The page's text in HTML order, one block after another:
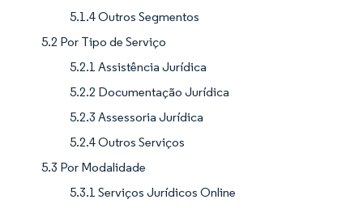
5.1.4 Outros Segmentos
5.2 Por Tipo de Serviço
5.2.1 Assistência Jurídica
5.2.2 Documentação Jurídica
5.2.3 Assessoria Jurídica
5.2.4 Outros Serviços
5.3 Por Modalidade
5.3.1 Serviços Jurídicos Online